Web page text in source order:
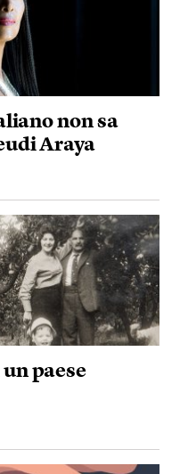
non sa
Araya
paese